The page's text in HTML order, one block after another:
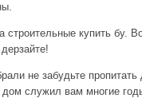
строительные купить бу.
не забудьте пропитать
служил вам многие